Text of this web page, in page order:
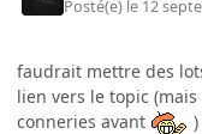
Posté(e) le 12
faudrait mettre des
lien vers le topic
conneries avant